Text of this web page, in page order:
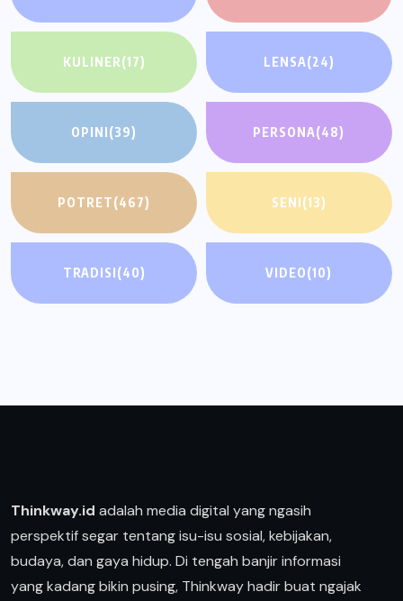
KULINER(17) LENSA(24)
OPINI(39) PERSONA(48)
POTRET(467) SENI(13)
TRADISI(40) VIDEO(10)
Thinkway.id adalah media digital yang ngasih
perspektif segar tentang isu-isu sosial, kebijakan,
budaya, dan gaya hidup. Di tengah banjir informasi
yang kadang bikin pusing, Thinkway hadir buat ngajak